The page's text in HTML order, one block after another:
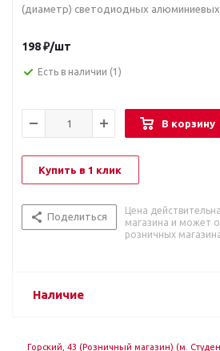
(диаметр) светодиодных
198₽/шт
Есть в наличии (1)
В корзину
Купить в 1 клик
Поделиться
Цена
магазина и может
розничных
Наличие
Горский, 43 (Розничный магазин) (м.